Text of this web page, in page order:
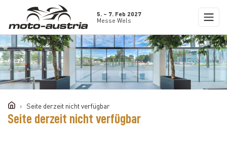
5. – 7. Feb 2027
Messe Wels
Seite derzeit nicht verfügbar
Seite derzeit nicht verfügbar